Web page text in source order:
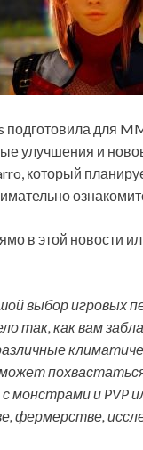
подготовила для
улучшения и
который
в этой новости
выбор игровых
так, как вам
монстрами и PVP
фермерстве,